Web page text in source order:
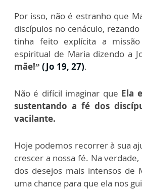
Por isso, não é estranho que
discípulos no cenáculo, rezando
tinha feito explícita a
espiritual de Maria dizendo a
mãe!” (Jo 19, 27).
Não é difícil imaginar que Ela
sustentando a fé dos
vacilante.
Hoje podemos recorrer à sua
crescer a nossa fé. Na
dos desejos mais intensos de
uma chance para que ela nos